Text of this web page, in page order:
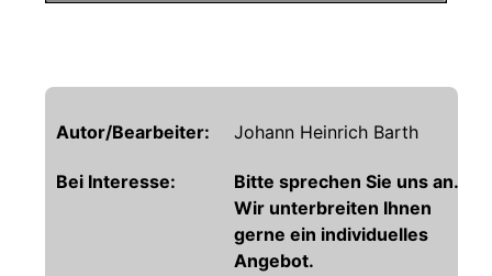
Autor/Bearbeiter: Johann Heinrich Barth
Bei Interesse:
Bitte sprechen Sie uns an.
Wir unterbreiten Ihnen
gerne ein individuelles
Angebot.